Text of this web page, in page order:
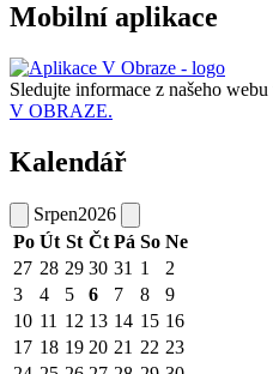
Mobilní aplikace
Sledujte informace z našeho webu
V OBRAZE.
Kalendář
Srpen2026
Po Út St Čt Pá So Ne
27 28 29 30 31 1
2
3
4 5 6 7 8
9
10 11 12 13 14 15 16
17 18 19 20 21 22 23